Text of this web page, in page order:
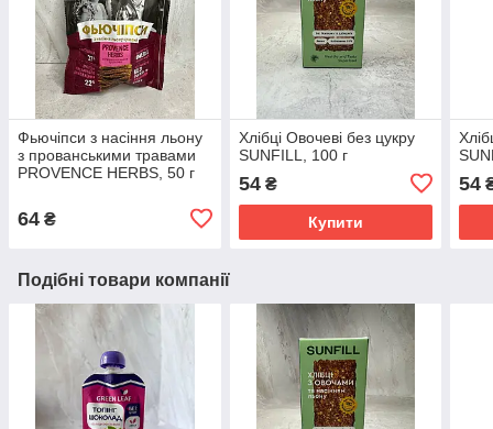
Фьючіпси з насіння льону
з прованськими травами
PROVENCE HERBS, 50 г
64 ₴
Хлібці Овочеві без цукру
SUNFILL, 100 г
54₴
Купити
54
Подібні товари компанії